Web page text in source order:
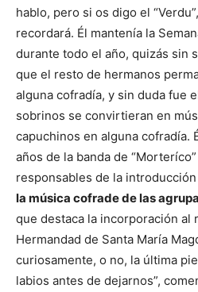
hablo, pero si os digo el
recordará. Él mantenía la
durante todo el año, quizás sin
que el resto de hermanos
alguna cofradía, y sin duda fue
sobrinos se convirtieran en
capuchinos en alguna cofradía.
años de la banda de
responsables de la
la música cofrade de las
que destaca la incorporación al
Hermandad de Santa María
curiosamente, o no, la última
labios antes de dejarnos”,